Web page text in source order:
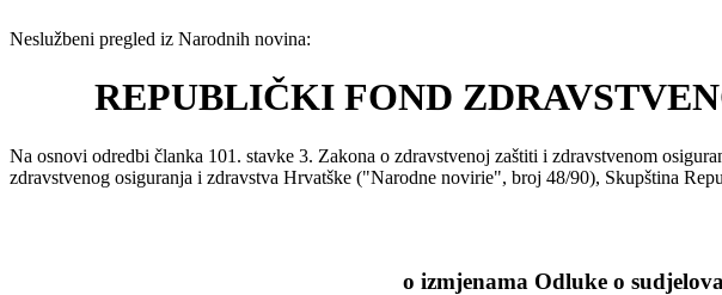
Neslužbeni pregled iz Narodnih novina:
REPUBLIČKI FOND
Na osnovi odredbi članka 101. stavke 3. Zakona o zdravstvenoj zaštiti i zdravstvenom
zdravstvenog osiguranja i zdravstva Hrvatške ("Narodne novirie", broj 48/90), Skupština
o izmjenama Odluke o